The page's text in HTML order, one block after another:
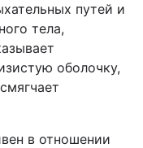
путей и
тела,
оболочку,
в отношении